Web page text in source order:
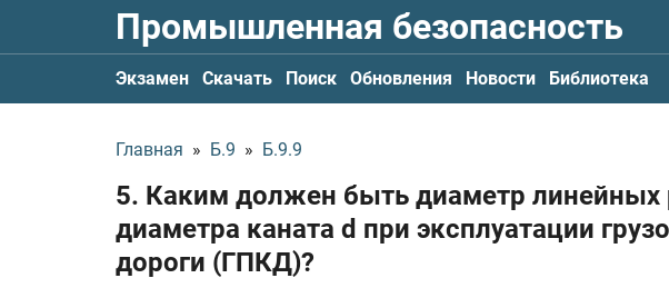
Промышленная безопасность
Экзамен Скачать Поиск Обновления Новости Библиотека
Главная » Б.9 » Б.9.9
5. Каким должен быть диаметр линейных
диаметра каната d при эксплуатации
дороги (ГПКД)?